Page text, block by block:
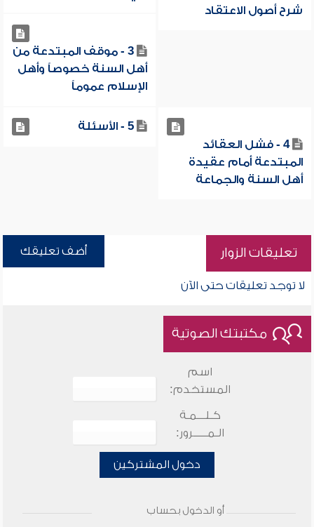
شرح أصول الاعتقاد
3 - موقف المبتدعة من
أهل السنة خصوصاً وأهل
الإسلام عموماً
4 - فشل العقائد
المبتدعة أمام عقيدة
أهل السنة والجماعة
5 - الأسئلة
تعليقات الزوار أضف تعليقك
لا توجد تعليقات حتى الآن
مكتبتك الصوتية
اسم
المستخدم:
كـلـــمـة
الـمـــــرور:
دخول المشتركين
أو الدخول بحساب